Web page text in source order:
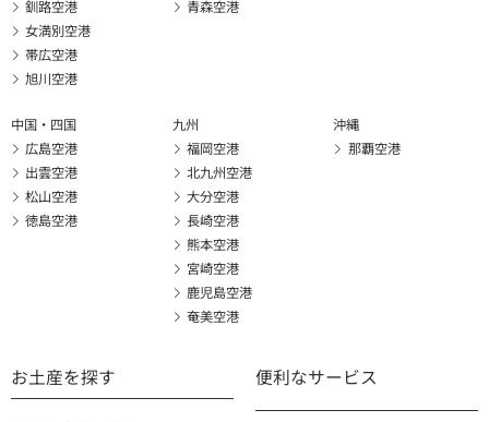
釧路空港
女満別空港
帯広空港
旭川空港
青森空港
中国・四国
広島空港
出雲空港
松山空港
徳島空港
九州
福岡空港
北九州空港
大分空港
長崎空港
熊本空港
宮崎空港
鹿児島空港
奄美空港
沖縄
那覇空港
お土産を探す 便利なサービス